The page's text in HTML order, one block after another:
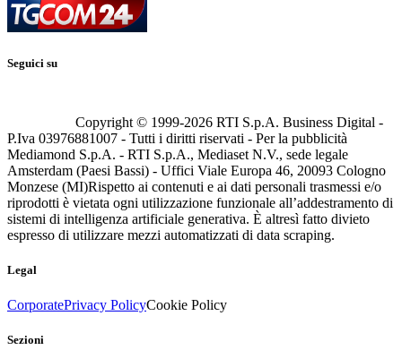
Seguici su
Copyright © 1999-2026 RTI S.p.A. Business Digital -
P.Iva 03976881007 - Tutti i diritti riservati - Per la pubblicità
Mediamond S.p.A. - RTI S.p.A., Mediaset N.V., sede legale
Amsterdam (Paesi Bassi) - Uffici Viale Europa 46, 20093 Cologno
Monzese (MI)Rispetto ai contenuti e ai dati personali trasmessi e/o
riprodotti è vietata ogni utilizzazione funzionale all’addestramento di
sistemi di intelligenza artificiale generativa. È altresì fatto divieto
espresso di utilizzare mezzi automatizzati di data scraping.
Legal
CorporatePrivacy PolicyCookie Policy
Sezioni